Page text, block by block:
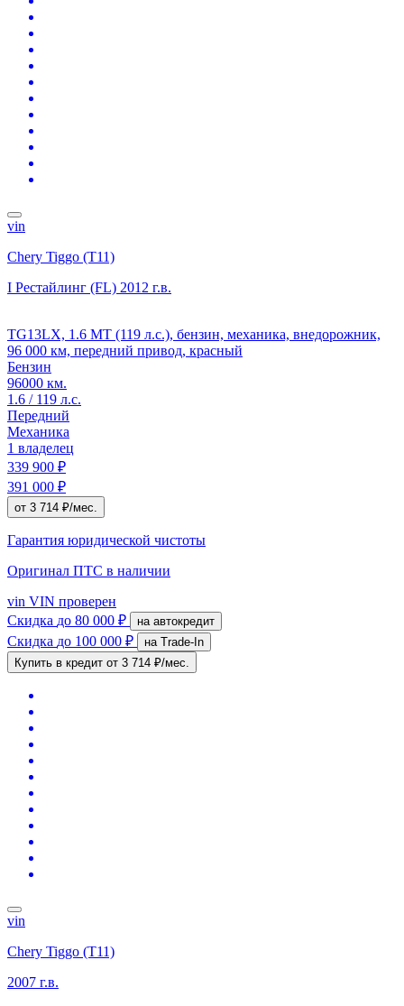
vin
Chery Tiggo (T11)
I Рестайлинг (FL) 2012 г.в.
TG13LX, 1.6 MT (119 л.с.), бензин, механика, внедорожник,
96 000 км, передний привод, красный
Бензин
96000 км.
1.6 / 119 л.с.
Передний
Механика
1 владелец
339 900 ₽
391 000 ₽
от 3 714 ₽/мес.
Гарантия юридической чистоты
Оригинал ПТС в наличии
vin VIN проверен
Скидка до 80 000 ₽ на автокредит
Скидка до 100 000 ₽
на Trade-In
Купить в кредит от 3 714 ₽/мес.
vin
Chery Tiggo (T11)
2007 г.в.